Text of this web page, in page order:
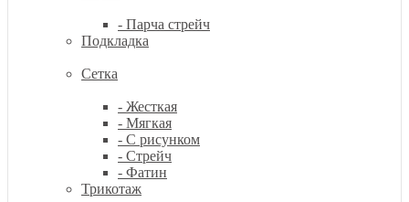
- Парча стрейч
Подкладка
Сетка
- Жесткая
- Мягкая
- С рисунком
- Стрейч
- Фатин
Трикотаж